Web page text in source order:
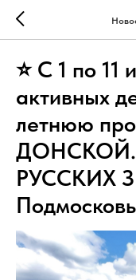
⭐ С 1 по
активных
летнюю
РУССКИХ